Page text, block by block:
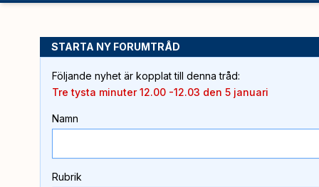
STARTA NY FORUMTRÅD
Följande nyhet är kopplat till denna tråd:
Tre tysta minuter 12.00 -12.03 den 5 januari
Namn
Rubrik